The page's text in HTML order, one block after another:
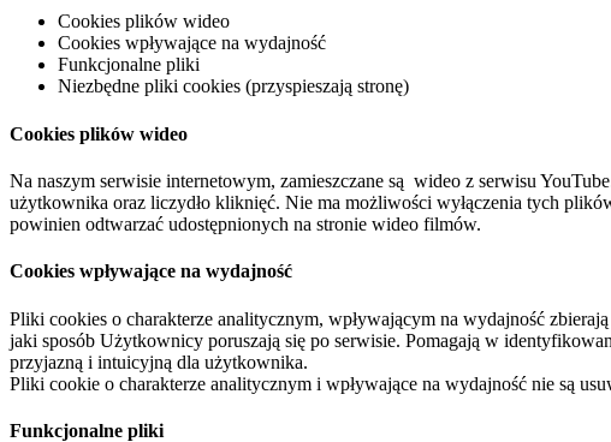
Cookies plików wideo
Cookies wpływające na wydajność
Funkcjonalne pliki
Niezbędne pliki cookies (przyspieszają stronę)
Cookies plików wideo
Na naszym serwisie internetowym, zamieszczane są wideo z serwisu
użytkownika oraz liczydło kliknięć. Nie ma możliwości wyłączenia tych
powinien odtwarzać udostępnionych na stronie wideo filmów.
Cookies wpływające na wydajność
Pliki cookies o charakterze analitycznym, wpływającym na wydajność
jaki sposób Użytkownicy poruszają się po serwisie. Pomagają w
przyjazną i intuicyjną dla użytkownika.
Pliki cookie o charakterze analitycznym i wpływające na wydajność nie są
Funkcjonalne pliki